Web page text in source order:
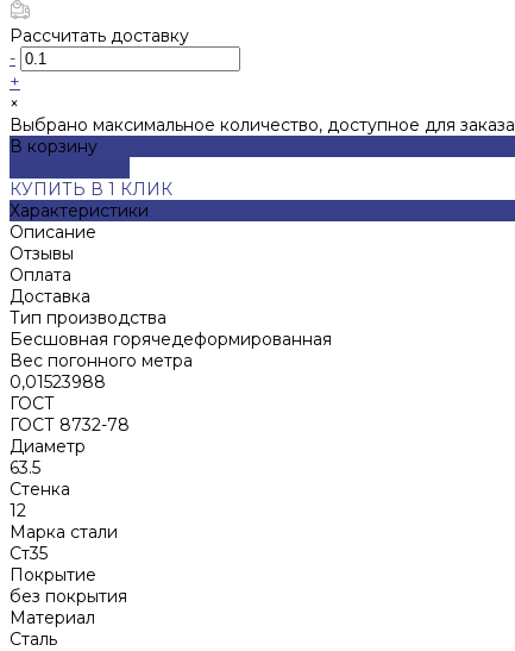
Рассчитать доставку
-
+
×
Выбрано максимальное количество, доступное для заказа
В корзину
КУПИТЬ В 1 КЛИК
Характеристики
Описание
Отзывы
Оплата
Доставка
Тип производства
Бесшовная горячедеформированная
Вес погонного метра
0,01523988
ГОСТ
ГОСТ 8732-78
Диаметр
63.5
Стенка
12
Марка стали
Ст35
Покрытие
без покрытия
Материал
Сталь